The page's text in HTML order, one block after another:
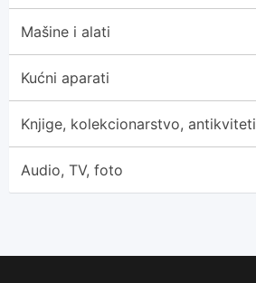
Mašine i alati
Kućni aparati
Knjige, kolekcionarstvo, antikviteti
Audio, TV, foto